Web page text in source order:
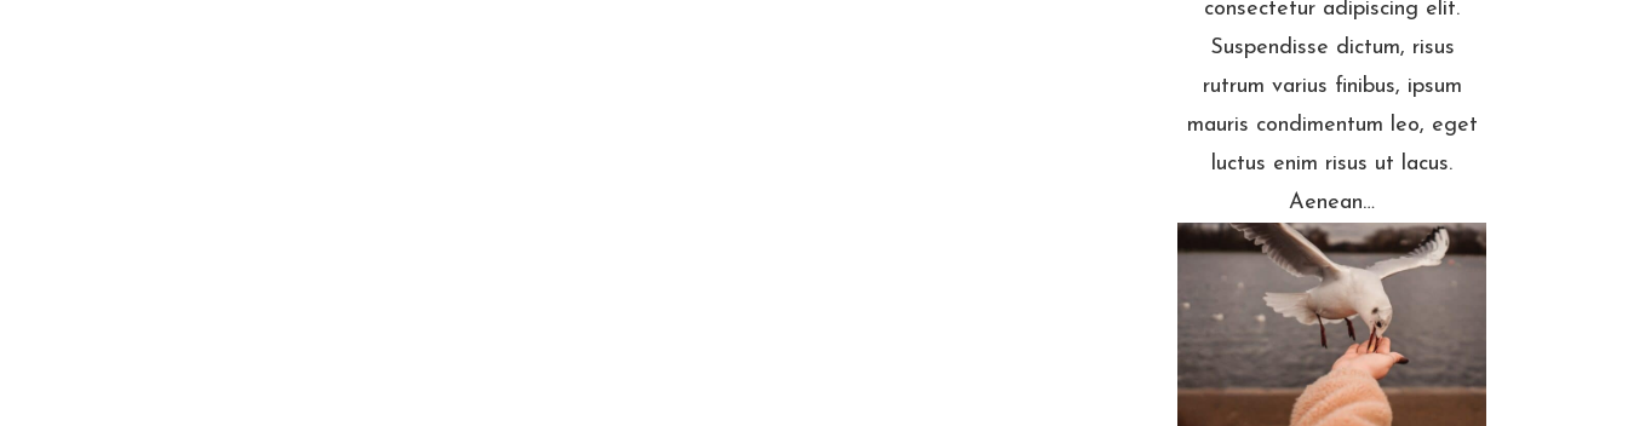
consectetur adipiscing elit.
Suspendisse dictum, risus
rutrum varius finibus, ipsum
mauris condimentum leo, eget
luctus enim risus ut lacus.
Aenean…
Dit is nieuws, lees verder